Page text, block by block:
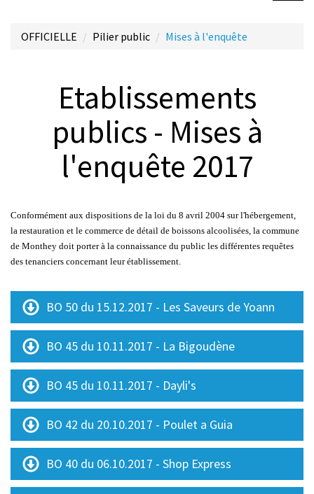
OFFICIELLE Pilier public Mises à l'enquête
Etablissements
publics - Mises à
l'enquête 2017
Conformément aux dispositions de la loi du 8 avril 2004 sur l'hébergement,
la restauration et le commerce de détail de boissons alcoolisées, la commune
de Monthey doit porter à la connaissance du public les différentes requêtes
des tenanciers concernant leur établissement.
BO 50 du 15.12.2017 - Les Saveurs de Yoann
BO 45 du 10.11.2017 - La Bigoudène
BO 45 du 10.11.2017 - Dayli's
BO 42 du 20.10.2017 - Poulet a Guia
BO 40 du 06.10.2017 - Shop Express